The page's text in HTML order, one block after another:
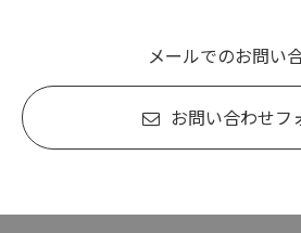
メールでのお問い
お問い合わせフ